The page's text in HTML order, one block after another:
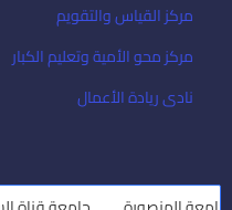
مركز القياس والتقويم
مركز محو الأمية وتعليم الكبار
نادى ريادة الأعمال